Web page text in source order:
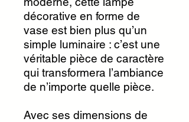
décorative en forme de
vase est bien plus qu’un
simple luminaire : c’est une
véritable pièce de caractère
qui transformera l’ambiance
de n’importe quelle pièce.
Avec ses dimensions de